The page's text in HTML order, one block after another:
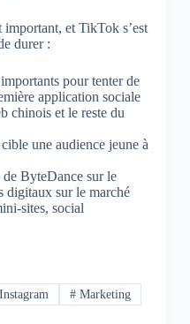
et TikTok s’est
durer :
pour tenter de
application sociale
chinois et le reste du
une audience jeune à
ByteDance sur le
digitaux sur le marché
sites, social
Instagram # Marketing